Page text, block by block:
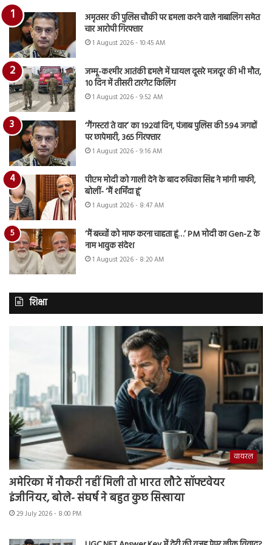
अमृतसर की पुलिस चौकी पर हमला करने वाले नाबालिग समेत
चार आरोपी गिरफ्तार
1 August 2026 - 10:45 AM
जम्मू-कश्मीर आतंकी हमले में घायल दूसरे मजदूर की भी मौत,
10 दिन में तीसरी टारगेट किलिंग
1 August 2026 - 9:52 AM
‘गैंगस्टरां ते वार’ का 192वां दिन, पंजाब पुलिस की 594 जगहों
पर छापेमारी, 365 गिरफ्तार
1 August 2026 - 9:16 AM
पीएम मोदी को गाली देने के बाद रुचिका सिंह ने मांगी माफी,
बोलीं- ‘मैं शर्मिंदा हूं’
1 August 2026 - 8:47 AM
‘मैं बच्चों को माफ करना चाहता हूं…’ PM मोदी का Gen-Z के
नाम भावुक संदेश
1 August 2026 - 8:20 AM
शिक्षा
वायरल
अमेरिका में नौकरी नहीं मिली तो भारत लौटे सॉफ्टवेयर
इंजीनियर, बोले- संघर्ष ने बहुत कुछ सिखाया
29 July 2026 - 8:00 PM